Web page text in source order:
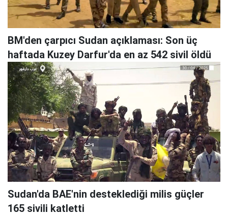
BM'den çarpıcı Sudan açıklaması: Son üç
haftada Kuzey Darfur'da en az 542 sivil öldü
Sudan'da BAE'nin desteklediği milis güçler
165 sivili katletti